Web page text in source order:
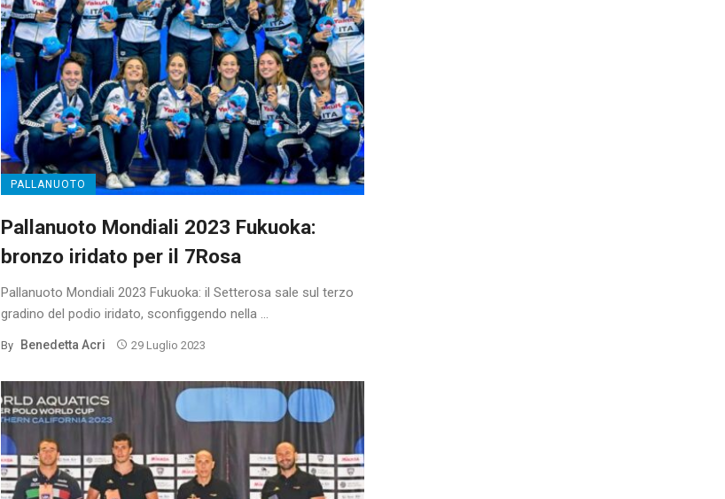
PALLANUOTO
Pallanuoto Mondiali 2023 Fukuoka:
bronzo iridato per il 7Rosa
Pallanuoto Mondiali 2023 Fukuoka: il Setterosa sale sul terzo
gradino del podio iridato, sconfiggendo nella ...
By Benedetta Acri 29 Luglio 2023